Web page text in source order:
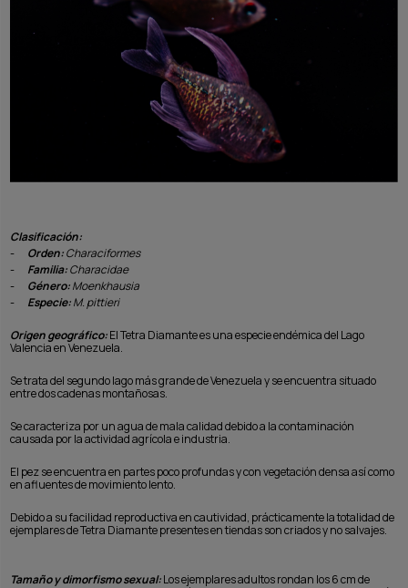
Clasificación:
- Orden:Characiformes
- Familia: Characidae
- Género:Moenkhausia
- Especie:M. pittieri
Origen geográfico:El Tetra Diamante es una especie endémica del Lago
Valencia en Venezuela.
Se trata del segundo lago más grande de Venezuela y se encuentra situado
entre dos cadenas montañosas.
Se caracteriza por un agua de mala calidad debido a la contaminación
causada por la actividad agrícola e industria.
El pez se encuentra en partes poco profundas y con vegetación densa así como
en afluentes de movimiento lento.
Debido a su facilidad reproductiva en cautividad, prácticamente la totalidad de
ejemplares de Tetra Diamante presentes en tiendas son criados y no salvajes.
Tamaño y dimorfismo sexual:Los ejemplares adultos rondan los 6 cm de